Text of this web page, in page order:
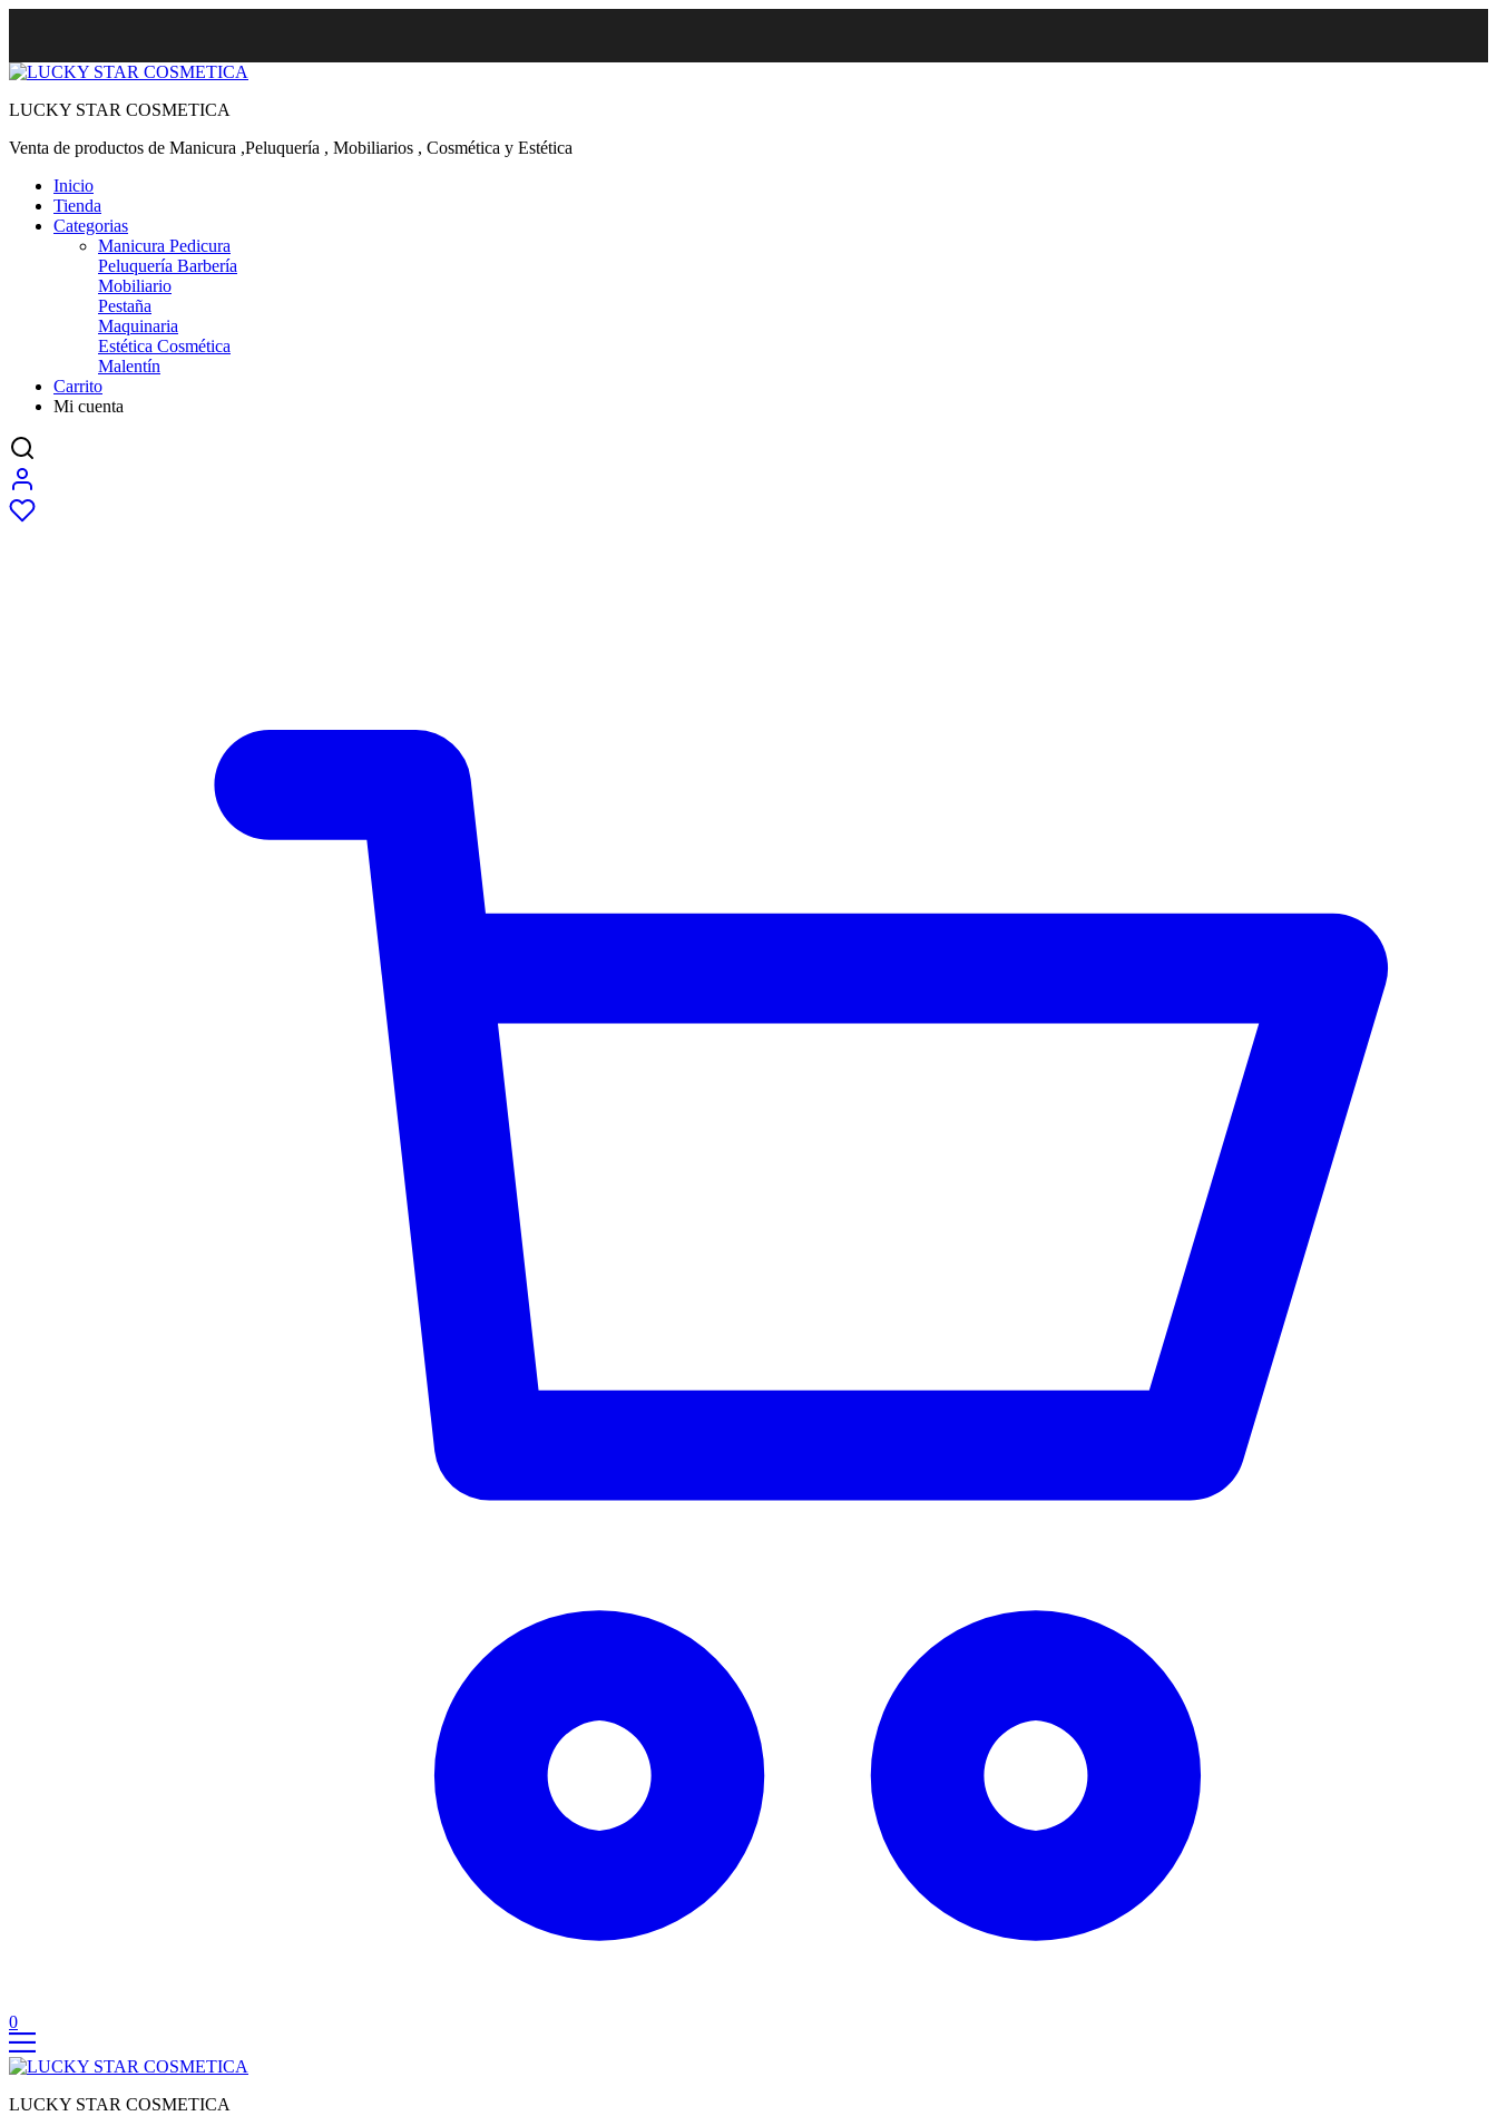
LUCKY STAR COSMETICA
Venta de productos de Manicura ,Peluquería , Mobiliarios , Cosmética y Estética
Inicio
Tienda
Categorias
Manicura Pedicura
Peluquería Barbería
Mobiliario
Pestaña
Maquinaria
Estética Cosmética
Malentín
Carrito
Mi cuenta
0
LUCKY STAR COSMETICA